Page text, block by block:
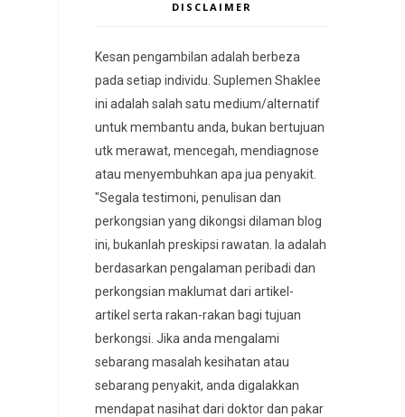
DISCLAIMER
Kesan pengambilan adalah berbeza
pada setiap individu. Suplemen Shaklee
ini adalah salah satu medium/alternatif
untuk membantu anda, bukan bertujuan
utk merawat, mencegah, mendiagnose
atau menyembuhkan apa jua penyakit.
"Segala testimoni, penulisan dan
perkongsian yang dikongsi dilaman blog
ini, bukanlah preskipsi rawatan. Ia adalah
berdasarkan pengalaman peribadi dan
perkongsian maklumat dari artikel-
artikel serta rakan-rakan bagi tujuan
berkongsi. Jika anda mengalami
sebarang masalah kesihatan atau
sebarang penyakit, anda digalakkan
mendapat nasihat dari doktor dan pakar